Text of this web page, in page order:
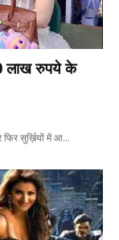
लाख रुपये के
फिर सुर्ख़ियों में आ…